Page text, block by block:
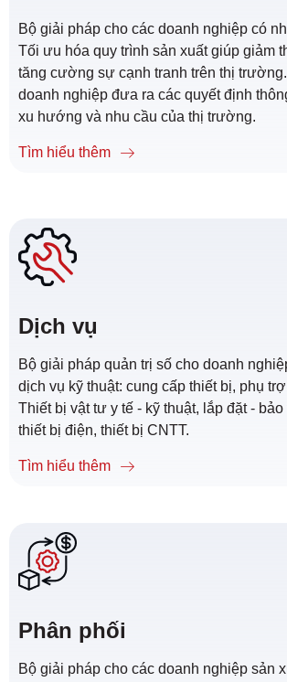
Bộ giải pháp cho các doanh nghiệp có
Tối ưu hóa quy trình sản xuất giúp giảm
tăng cường sự cạnh tranh trên thị
doanh nghiệp đưa ra các quyết định
xu hướng và nhu cầu của thị trường.
Tìm hiểu thêm
Dịch vụ
Bộ giải pháp quản trị số cho doanh
dịch vụ kỹ thuật: cung cấp thiết bị, phụ
Thiết bị vật tư y tế - kỹ thuật, lắp đặt - bảo
thiết bị điện, thiết bị CNTT.
Tìm hiểu thêm
Phân phối
Bộ giải pháp cho các doanh nghiệp sản